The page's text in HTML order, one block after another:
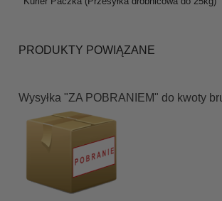
PRODUKTY POWIĄZANE
Wysyłka "ZA POBRANIEM" do kwoty